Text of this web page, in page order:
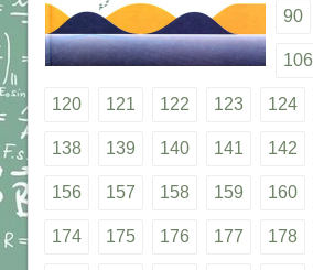
90
106
120 121 122 123 124
138 139 140 141 142
156 157 158 159 160
174 175 176 177 178